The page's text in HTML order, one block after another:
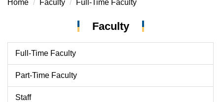
Home Faculty Full-Time Faculty
Faculty
Full-Time Faculty
Part-Time Faculty
Staff